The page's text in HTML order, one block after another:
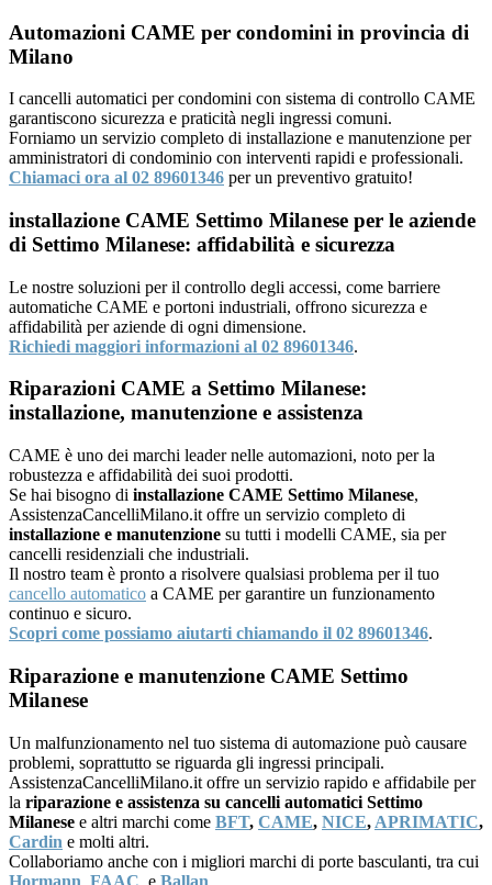
Automazioni CAME per condomini in provincia di
Milano
I cancelli automatici per condomini con sistema di controllo CAME
garantiscono sicurezza e praticità negli ingressi comuni.
Forniamo un servizio completo di installazione e manutenzione per
amministratori di condominio con interventi rapidi e professionali.
Chiamaci ora al 02 89601346 per un preventivo gratuito!
installazione CAME Settimo Milanese per le aziende
di Settimo Milanese: affidabilità e sicurezza
Le nostre soluzioni per il controllo degli accessi, come barriere
automatiche CAME e portoni industriali, offrono sicurezza e
affidabilità per aziende di ogni dimensione.
Richiedi maggiori informazioni al 02 89601346.
Riparazioni CAME a Settimo Milanese:
installazione, manutenzione e assistenza
CAME è uno dei marchi leader nelle automazioni, noto per la
robustezza e affidabilità dei suoi prodotti.
Se hai bisogno di installazione CAME Settimo Milanese,
AssistenzaCancelliMilano.it offre un servizio completo di
installazione e manutenzione su tutti i modelli CAME, sia per
cancelli residenziali che industriali.
Il nostro team è pronto a risolvere qualsiasi problema per il tuo
cancello automatico a CAME per garantire un funzionamento
continuo e sicuro.
Scopri come possiamo aiutarti chiamando il 02 89601346.
Riparazione e manutenzione CAME Settimo
Milanese
Un malfunzionamento nel tuo sistema di automazione può causare
problemi, soprattutto se riguarda gli ingressi principali.
AssistenzaCancelliMilano.it offre un servizio rapido e affidabile per
la riparazione e assistenza su cancelli automatici Settimo
Milanese e altri marchi come BFT, CAME, NICE, APRIMATIC,
Cardin e molti altri.
Collaboriamo anche con i migliori marchi di porte basculanti, tra cui
Hormann FAAC , e Ballan